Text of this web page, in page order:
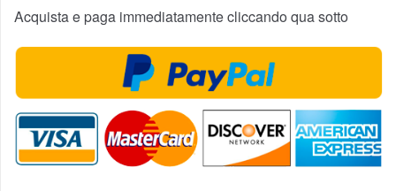
Acquista e paga immediatamente cliccando qua sotto